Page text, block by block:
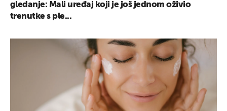
gledanje: Mali uređaj koji je još jednom oživio
trenutke s ple...
UKLJUČITE NOTIFIKACIJE